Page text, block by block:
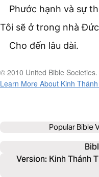
Phước hạnh và sự
Tôi sẽ ở trong nhà
Cho đến lâu dài.
© 2010 United Bible
Learn More About Kinh
Popular Bible
Version: Kinh Thánh